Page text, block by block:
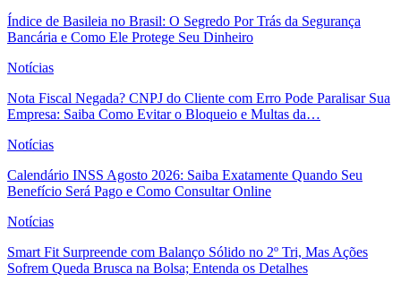
Índice de Basileia no Brasil: O Segredo Por Trás da Segurança
Bancária e Como Ele Protege Seu Dinheiro
Notícias
Nota Fiscal Negada? CNPJ do Cliente com Erro Pode Paralisar Sua
Empresa: Saiba Como Evitar o Bloqueio e Multas da…
Notícias
Calendário INSS Agosto 2026: Saiba Exatamente Quando Seu
Benefício Será Pago e Como Consultar Online
Notícias
Smart Fit Surpreende com Balanço Sólido no 2º Tri, Mas Ações
Sofrem Queda Brusca na Bolsa; Entenda os Detalhes